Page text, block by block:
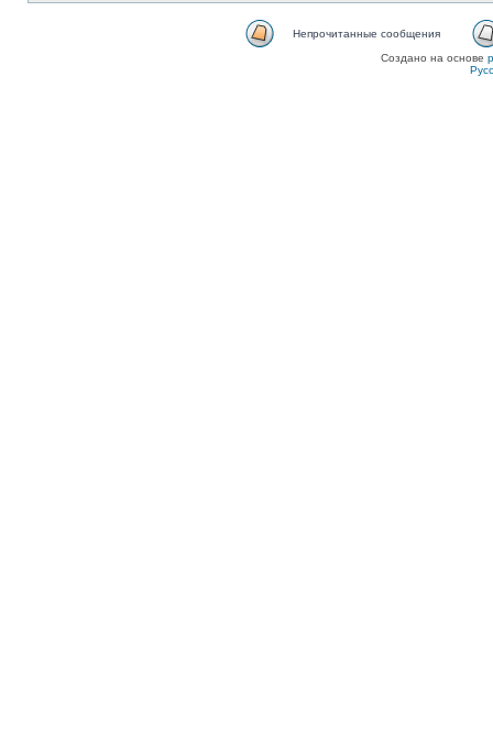
Непрочитанные сообщения
Создано на основе